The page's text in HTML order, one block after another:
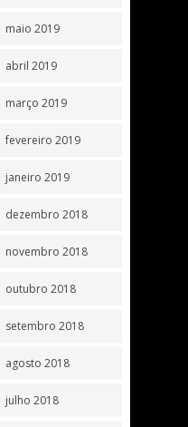
maio 2019
abril 2019
março 2019
fevereiro 2019
janeiro 2019
dezembro 2018
novembro 2018
outubro 2018
setembro 2018
agosto 2018
julho 2018